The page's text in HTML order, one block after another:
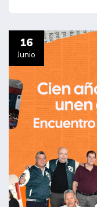
16
Junio